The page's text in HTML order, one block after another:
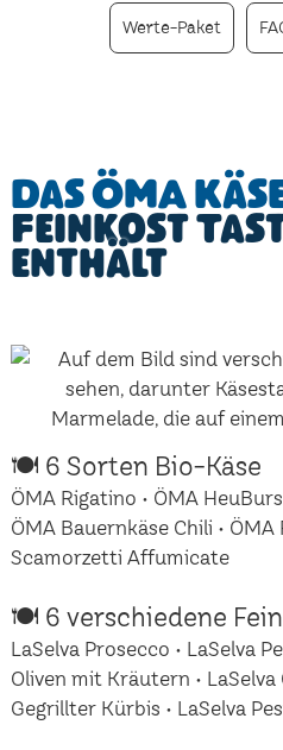
Werte-Paket
Das ÖMA
Feinkost
enthält
🍽 6 Sorten Bio-Käse
ÖMA Rigatino • ÖMA
ÖMA Bauernkäse Chili • ÖMA
Scamorzetti Affumicate
🍽 6 verschiedene
LaSelva Prosecco • LaSelva
Oliven mit Kräutern • LaSelva
Gegrillter Kürbis • LaSelva